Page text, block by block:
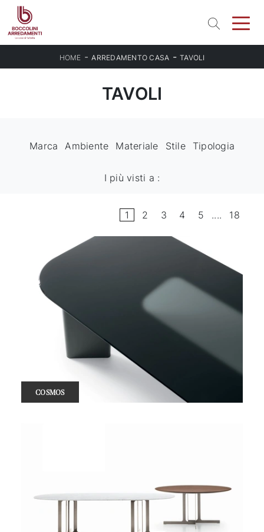
HOME -ARREDAMENTO CASA - TAVOLI
TAVOLI
Marca Ambiente Materiale Stile Tipologia
I più visti a :
1 2 3 4 5 .... 18
COSMOS